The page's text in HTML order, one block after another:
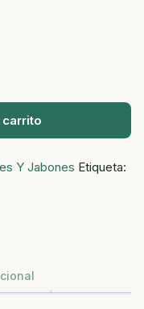
carrito
Y Jabones Etiqueta: